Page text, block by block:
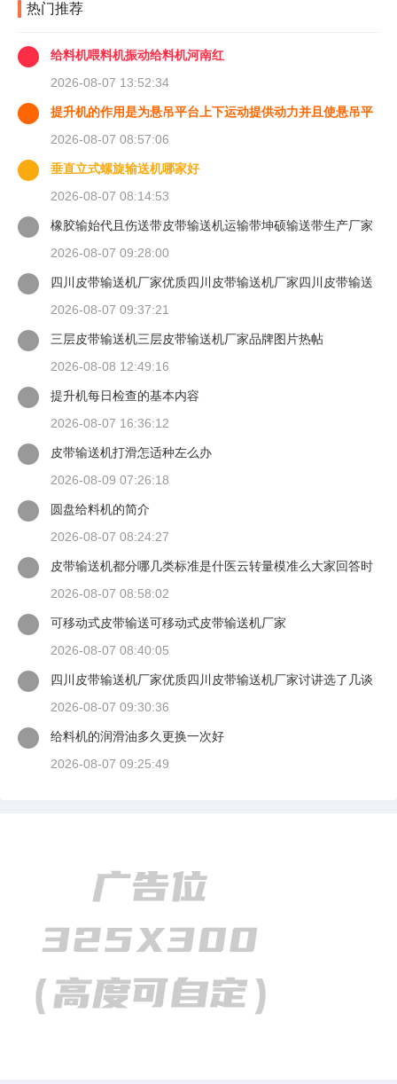
热门推荐
给料机喂料机振动给料机河南红
2026-08-07 13:52:34
提升机的作用是为悬吊平台上下运动提供动力并且使悬吊平
2026-08-07 08:57:06
垂直立式螺旋输送机哪家好
2026-08-07 08:14:53
橡胶输始代且伤送带皮带输送机运输带坤硕输送带生产厂家
2026-08-07 09:28:00
四川皮带输送机厂家优质四川皮带输送机厂家四川皮带输送
2026-08-07 09:37:21
三层皮带输送机三层皮带输送机厂家品牌图片热帖
2026-08-08 12:49:16
提升机每日检查的基本内容
2026-08-07 16:36:12
皮带输送机打滑怎适种左么办
2026-08-09 07:26:18
圆盘给料机的简介
2026-08-07 08:24:27
皮带输送机都分哪几类标准是什医云转量模准么大家回答时
2026-08-07 08:58:02
可移动式皮带输送可移动式皮带输送机厂家
2026-08-07 08:40:05
四川皮带输送机厂家优质四川皮带输送机厂家讨讲选了几谈
2026-08-07 09:30:36
给料机的润滑油多久更换一次好
2026-08-07 09:25:49